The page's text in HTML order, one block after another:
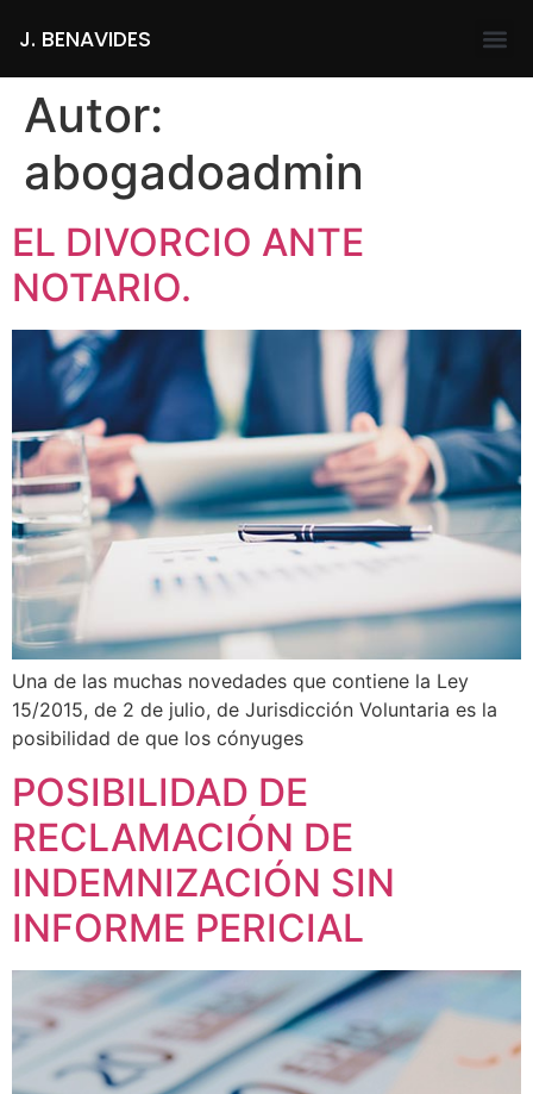
J. BENAVIDES
Autor:
abogadoadmin
EL DIVORCIO ANTE
NOTARIO.
Una de las muchas novedades que contiene la Ley
15/2015, de 2 de julio, de Jurisdicción Voluntaria es la
posibilidad de que los cónyuges
POSIBILIDAD DE
RECLAMACIÓN DE
INDEMNIZACIÓN SIN
INFORME PERICIAL